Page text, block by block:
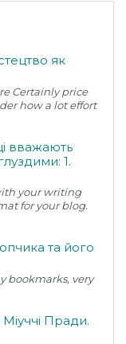
як
Certainly price
how a lot effort
вважають
1.
your writing
for your blog.
та його
bookmarks, very
Пради.